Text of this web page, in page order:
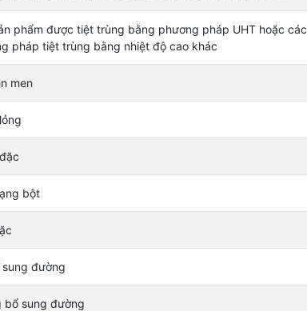
phẩm được tiệt trùng bằng phương pháp UHT hoặc các
pháp tiệt trùng bằng nhiệt độ cao khác
men
bột
sung đường
bổ sung đường